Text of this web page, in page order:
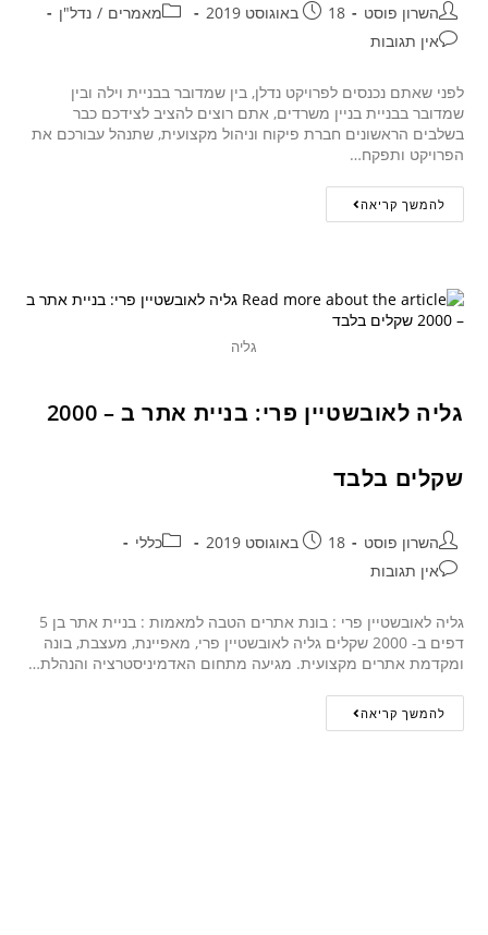
השרון פוסט 18 באוגוסט 2019 מאמרים / נדל"ן
אין תגובות
לפני שאתם נכנסים לפרויקט נדלן, בין שמדובר בבניית וילה ובין
שמדובר בבניית בניין משרדים, אתם רוצים להציב לצידכם כבר
בשלבים הראשונים חברת פיקוח וניהול מקצועית, שתנהל עבורכם את
הפרויקט ותפקח…
להמשך קריאה
גליה
גליה לאובשטיין פרי: בניית אתר ב – 2000
שקלים בלבד
השרון פוסט 18 באוגוסט 2019
כללי
אין תגובות
גליה לאובשטיין פרי : בונת אתרים הטבה למאמות : בניית אתר בן 5
דפים ב- 2000 שקלים גליה לאובשטיין פרי, מאפיינת, מעצבת, בונה
ומקדמת אתרים מקצועית. מגיעה מתחום האדמיניסטרציה והנהלת…
להמשך קריאה